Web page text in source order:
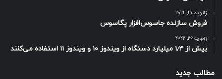
ژانویه 26, 2022
فروش سازنده جاسوس‌افزار پگاسوس
ژانویه 26, 2022
بیش از ۱٫۴ میلیارد دستگاه از ویندوز ۱۰ و ویندوز ۱۱ استفاده می‌کنند
مطالب جدید